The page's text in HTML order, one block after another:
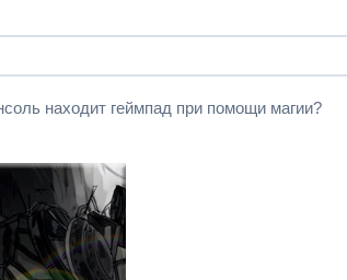
находит геймпад при помощи магии?